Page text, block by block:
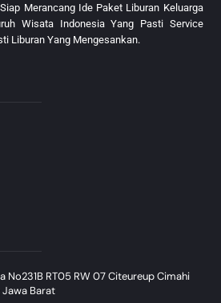
Merancang Ide Paket Liburan Keluarga
Wisata Indonesia Yang Pasti Service
Liburan Yang Mengesankan.
No231B RT05 RW 07 Citeureup Cimahi
Jawa Barat